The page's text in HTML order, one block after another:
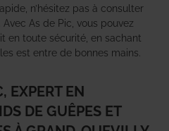
n’hésitez pas à consulter
. Avec As de Pic, vous pouvez
en toute sécurité, en sachant
est entre de bonnes mains.
EXPERT EN
DE GUÊPES ET